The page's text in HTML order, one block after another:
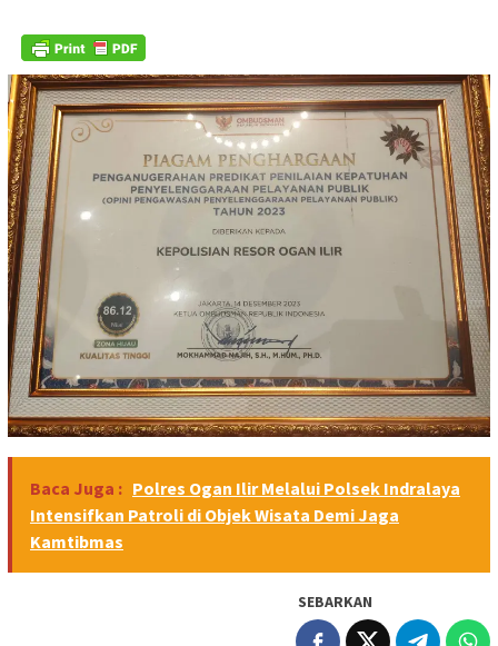
Baca Juga : Polres Ogan Ilir Melalui Polsek Indralaya
Intensifkan Patroli di Objek Wisata Demi Jaga
Kamtibmas
SEBARKAN